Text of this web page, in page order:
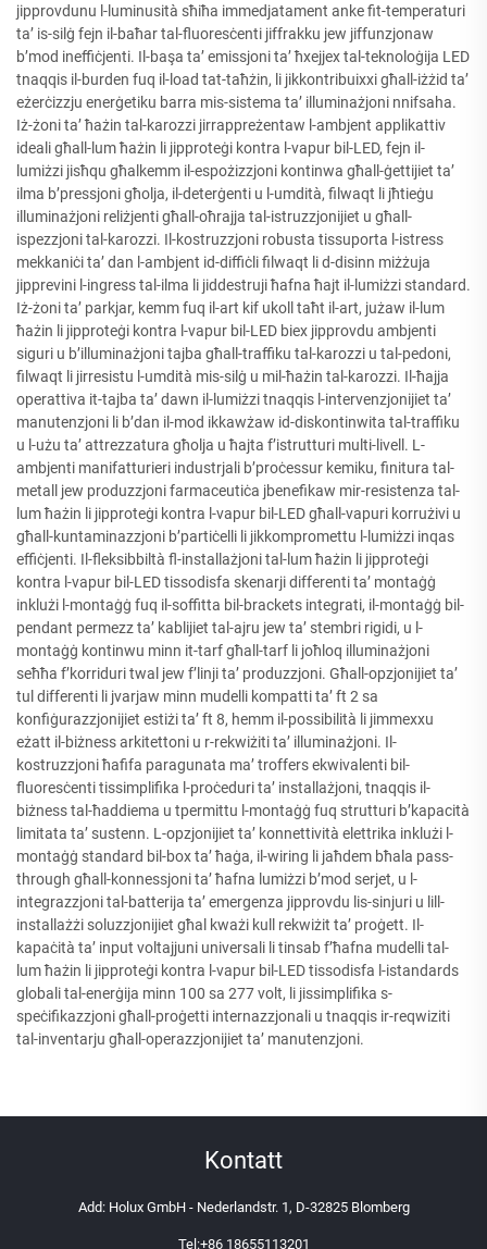
jipprovdunu l-luminusità sħiħa immedjatament anke fit-temperaturi
ta’ is-silġ fejn il-baħar tal-fluoresċenti jiffrakku jew jiffunzjonaw
b’mod ineffiċjenti. Il-başa ta’ emissjoni ta’ ħxejjex tal-teknoloġija LED
tnaqqis il-burden fuq il-load tat-taħżin, li jikkontribuixxi għall-iżżid ta’
eżerċizzju enerġetiku barra mis-sistema ta’ illuminażjoni nnifsaha.
Iż-żoni ta’ ħażin tal-karozzi jirrappreżentaw l-ambjent applikattiv
ideali għall-lum ħażin li jipproteġi kontra l-vapur bil-LED, fejn il-
lumiżzi jisħqu għalkemm il-espożizzjoni kontinwa għall-ġettijiet ta’
ilma b’pressjoni għolja, il-deterġenti u l-umdità, filwaqt li jħtieġu
illuminażjoni reliżjenti għall-oħrajja tal-istruzzjonijiet u għall-
ispezzjoni tal-karozzi. Il-kostruzzjoni robusta tissuporta l-istress
mekkaniċi ta’ dan l-ambjent id-diffiċli filwaqt li d-disinn miżżuja
jipprevini l-ingress tal-ilma li jiddestruji ħafna ħajt il-lumiżzi standard.
Iż-żoni ta’ parkjar, kemm fuq il-art kif ukoll taħt il-art, jużaw il-lum
ħażin li jipproteġi kontra l-vapur bil-LED biex jipprovdu ambjenti
siguri u b’illuminażjoni tajba għall-traffiku tal-karozzi u tal-pedoni,
filwaqt li jirresistu l-umdità mis-silġ u mil-ħażin tal-karozzi. Il-ħajja
operattiva it-tajba ta’ dawn il-lumiżzi tnaqqis l-intervenzjonijiet ta’
manutenzjoni li b’dan il-mod ikkawżaw id-diskontinwita tal-traffiku
u l-użu ta’ attrezzatura għolja u ħajta f’istrutturi multi-livell. L-
ambjenti manifatturieri industrjali b’proċessur kemiku, finitura tal-
metall jew produzzjoni farmaceutiċa jbenefikaw mir-resistenza tal-
lum ħażin li jipproteġi kontra l-vapur bil-LED għall-vapuri korrużivi u
għall-kuntaminazzjoni b’partiċelli li jikkompromettu l-lumiżzi inqas
effiċjenti. Il-fleksibbiltà fl-installażjoni tal-lum ħażin li jipproteġi
kontra l-vapur bil-LED tissodisfa skenarji differenti ta’ montaġġ
inklużi l-montaġġ fuq il-soffitta bil-brackets integrati, il-montaġġ bil-
pendant permezz ta’ kablijiet tal-ajru jew ta’ stembri rigidi, u l-
montaġġ kontinwu minn it-tarf għall-tarf li joħloq illuminażjoni
seħħa f’korriduri twal jew f’linji ta’ produzzjoni. Għall-opzjonijiet ta’
tul differenti li jvarjaw minn mudelli kompatti ta’ ft 2 sa
konfiġurazzjonijiet estiżi ta’ ft 8, hemm il-possibilità li jimmexxu
eżatt il-biżness arkitettoni u r-rekwiżiti ta’ illuminażjoni. Il-
kostruzzjoni ħafifa paragunata ma’ troffers ekwivalenti bil-
fluoresċenti tissimplifika l-proċeduri ta’ installażjoni, tnaqqis il-
biżness tal-ħaddiema u tpermittu l-montaġġ fuq strutturi b’kapacità
limitata ta’ sustenn. L-opzjonijiet ta’ konnettività elettrika inklużi l-
montaġġ standard bil-box ta’ ħaġa, il-wiring li jaħdem bħala pass-
through għall-konnessjoni ta’ ħafna lumiżzi b’mod serjet, u l-
integrazzjoni tal-batterija ta’ emergenza jipprovdu lis-sinjuri u lill-
installażżi soluzzjonijiet għal kważi kull rekwiżit ta’ proġett. Il-
kapaċità ta’ input voltajjuni universali li tinsab f’ħafna mudelli tal-
lum ħażin li jipproteġi kontra l-vapur bil-LED tissodisfa l-istandards
globali tal-enerġija minn 100 sa 277 volt, li jissimplifika s-
speċifikazzjoni għall-proġetti internazzjonali u tnaqqis ir-reqwiziti
tal-inventarju għall-operazzjonijiet ta’ manutenzjoni.
Kontatt
Add: Holux GmbH - Nederlandstr. 1, D-32825 Blomberg
Tel:+86 18655113201